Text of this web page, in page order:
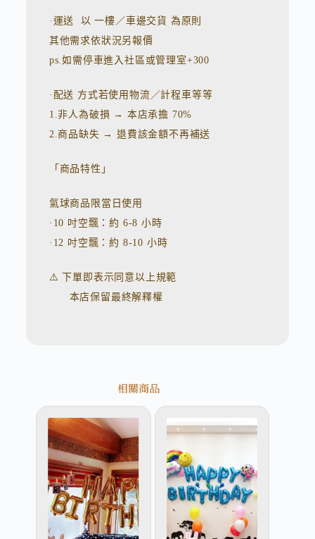
·運送 以 一樓／車邊交貨 為原則
其他需求依狀況另報價
ps.如需停車進入社區或管理室+300
·配送 方式若使用物流／計程車等等
1.非人為破損 → 本店承擔 70%
2.商品缺失 → 退費該金額不再補送
「商品特性」
氣球商品限當日使用
·10 吋空飄：約 6-8 小時
·12 吋空飄：約 8-10 小時
⚠️ 下單即表示同意以上規範
本店保留最終解釋權
相關商品